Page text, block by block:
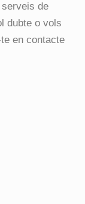
de
dubte o vols
en contacte